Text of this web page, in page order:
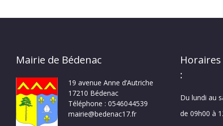
Mairie de Bédenac
19 avenue Anne d’Autriche
17210 Bédenac
Téléphone : 0546044539
mairie@bedenac17.fr
:
Du lundi au
de 09h00 à